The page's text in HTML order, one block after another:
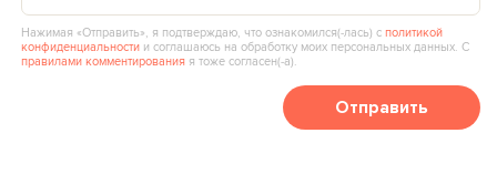
Нажимая «Отправить», я подтверждаю, что ознакомился(‑лась) сполитикой
конфиденциальности и соглашаюсь на обработку моих персональных данных. С
правилами комментирования я тоже согласен(‑а).
Отправить